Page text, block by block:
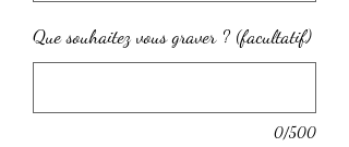
Que souhaitez vous graver ? (facultatif)
0/500